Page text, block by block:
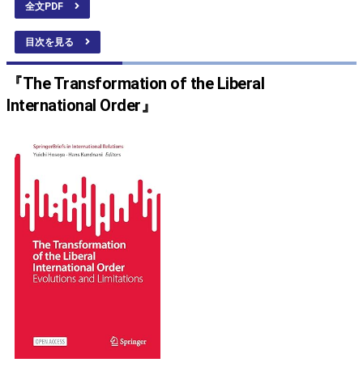
全文PDF
目次を見る
『The Transformation of the Liberal
International Order』